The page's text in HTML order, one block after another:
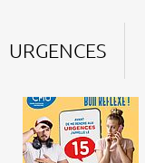
URGENCES